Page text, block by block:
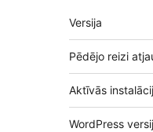
Meta
Versija
Pēdējo reizi
Aktīvās
WordPress